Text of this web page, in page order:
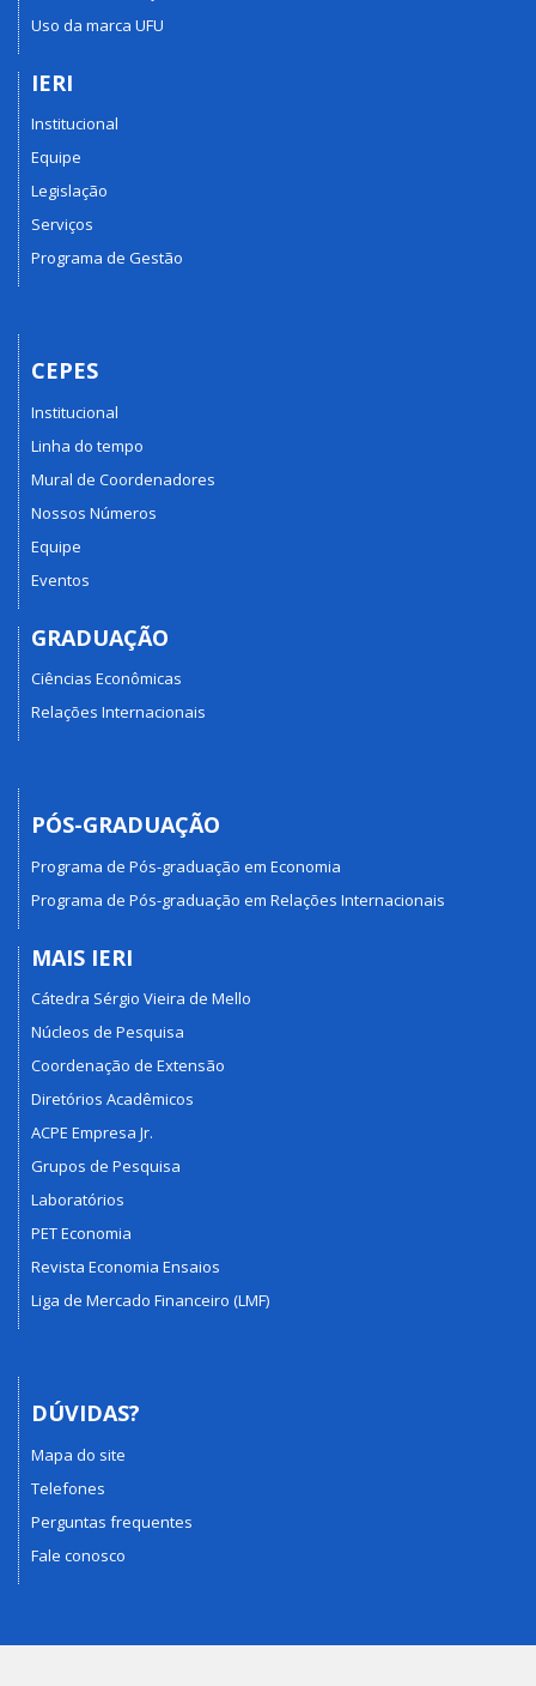
Uso da marca UFU
IERI
Institucional
Equipe
Legislação
Serviços
Programa de Gestão
CEPES
Institucional
Linha do tempo
Mural de Coordenadores
Nossos Números
Equipe
Eventos
GRADUAÇÃO
Ciências Econômicas
Relações Internacionais
PÓS-GRADUAÇÃO
Programa de Pós-graduação em Economia
Programa de Pós-graduação em Relações Internacionais
MAIS IERI
Cátedra Sérgio Vieira de Mello
Núcleos de Pesquisa
Coordenação de Extensão
Diretórios Acadêmicos
ACPE Empresa Jr.
Grupos de Pesquisa
Laboratórios
PET Economia
Revista Economia Ensaios
Liga de Mercado Financeiro (LMF)
DÚVIDAS?
Mapa do site
Telefones
Perguntas frequentes
Fale conosco